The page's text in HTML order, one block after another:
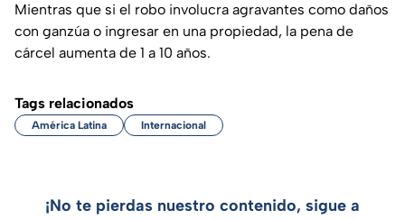
Mientras que si el robo involucra agravantes como daños
con ganzúa o ingresar en una propiedad, la pena de
cárcel aumenta de 1 a 10 años.
Tags relacionados
América Latina Internacional
¡No te pierdas nuestro contenido, sigue a